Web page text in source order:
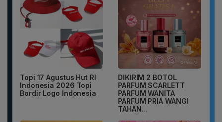
Topi 17 Agustus Hut RI
Indonesia 2026 Topi
Bordir Logo Indonesia
DIKIRIM 2 BOTOL
PARFUM SCARLETT
PARFUM WANITA
PARFUM PRIA WANGI
TAHAN...